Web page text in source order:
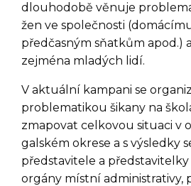
dlouhodobě věnuje
žen ve společnosti
předčasným sňatkům apod.)
zejména mladých lidí.
V aktuální kampani se
problematikou šikany na
zmapovat celkovou situaci v
galském okrese a s výsledky
představitele a
orgány místní administrativy,